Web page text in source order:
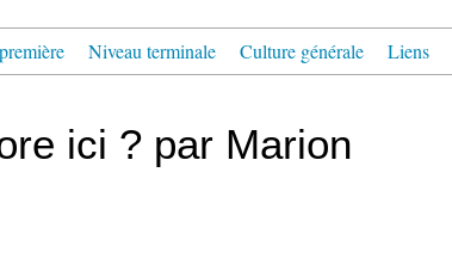
Niveau terminale Culture générale Liens
ici ? par Marion